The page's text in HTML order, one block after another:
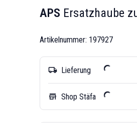
APS Ersatzhaube
Artikelnummer: 197927
local_shipping Lieferung
store Shop Stäfa